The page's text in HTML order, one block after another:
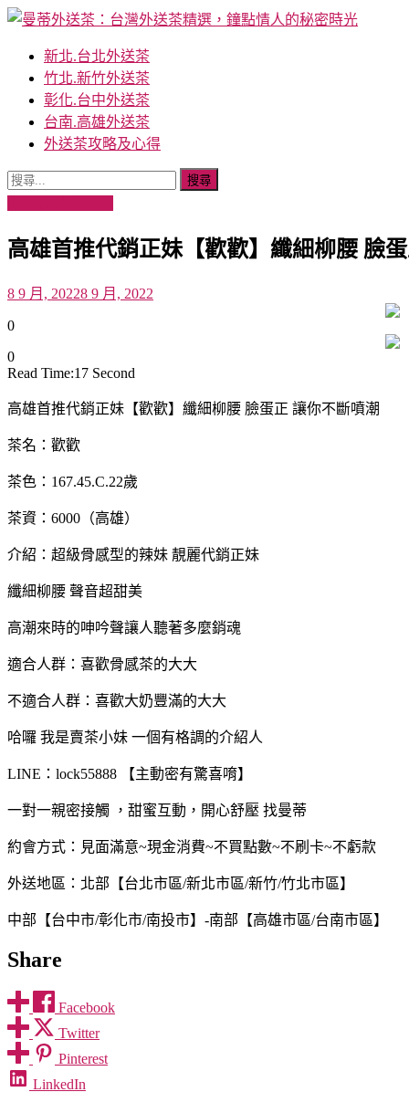
Skip
content
曼蒂外送茶：台灣外送茶精選，鐘點情人的秘密時光
Mandy外送茶提供全台灣最高級的外送茶服務，涵蓋台北外
姐、小模和藝人，為您打造獨特和難忘的體驗。
新北.台北外送茶
竹北.新竹外送茶
彰化.台中外送茶
台南.高雄外送茶
外送茶攻略及心得
搜
鍵
高雄首推代銷正妹【歡歡】纖細柳腰 臉
8 9 月, 20228 9 月, 2022
0
0
Read Time:17 Second
高雄首推代銷正妹【歡歡】纖細柳腰 臉蛋正 讓你不斷噴潮
茶名：歡歡
茶色：167.45.C.22歲
茶資：6000（高雄）
介紹：超級骨感型的辣妹 靚麗代銷正妹
纖細柳腰 聲音超甜美
高潮來時的呻吟聲讓人聽著多麼銷魂
適合人群：喜歡骨感茶的大大
不適合人群：喜歡大奶豐滿的大大
哈囉 我是賣茶小妹 一個有格調的介紹人
LINE：lock55888 【主動密有驚喜唷】
一對一親密接觸 ，甜蜜互動，開心舒壓 找曼蒂
約會方式：見面滿意~現金消費~不買點數~不刷卡~不虧款
外送地區：北部【台北市區/新北市區/新竹/竹北市區】
中部【台中市/彰化市/南投市】-南部【高雄市區/台南市區】
Share
Facebook
Twitter
Pinterest
LinkedIn